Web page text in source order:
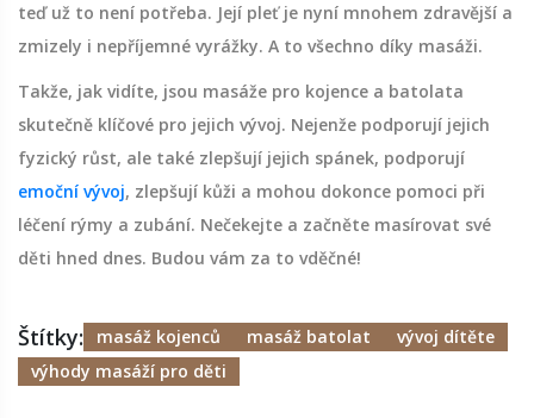
teď už to není potřeba. Její pleť je nyní mnohem zdravější a
zmizely i nepříjemné vyrážky. A to všechno díky masáži.
Takže, jak vidíte, jsou masáže pro kojence a batolata
skutečně klíčové pro jejich vývoj. Nejenže podporují jejich
fyzický růst, ale také zlepšují jejich spánek, podporují
emoční vývoj, zlepšují kůži a mohou dokonce pomoci při
léčení rýmy a zubání. Nečekejte a začněte masírovat své
děti hned dnes. Budou vám za to vděčné!
Štítky: masáž kojenců masáž batolat
vývoj dítěte
výhody masáží pro děti